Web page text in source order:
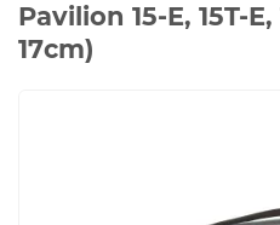
Pavilion 15-E, 15T-
17cm)